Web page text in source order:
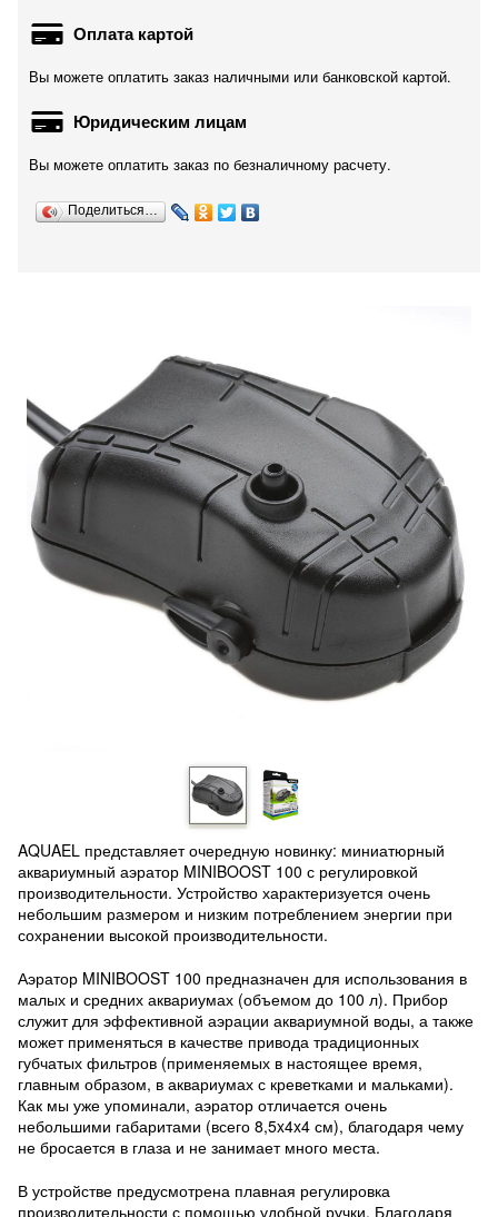
Оплата картой
Вы можете оплатить заказ наличными или банковской картой.
Юридическим лицам
Вы можете оплатить заказ по безналичному расчету.
Поделиться…
AQUAEL представляет очередную новинку: миниатюрный
аквариумный аэратор MINIBOOST 100 с регулировкой
производительности. Устройство характеризуется очень
небольшим размером и низким потреблением энергии при
сохранении высокой производительности.
Аэратор MINIBOOST 100 предназначен для использования в
малых и средних аквариумах (объемом до 100 л). Прибор
служит для эффективной аэрации аквариумной воды, а также
может применяться в качестве привода традиционных
губчатых фильтров (применяемых в настоящее время,
главным образом, в аквариумах с креветками и мальками).
Как мы уже упоминали, аэратор отличается очень
небольшими габаритами (всего 8,5x4x4 см), благодаря чему
не бросается в глаза и не занимает много места.
В устройстве предусмотрена плавная регулировка
производительности с помощью удобной ручки. Благодаря